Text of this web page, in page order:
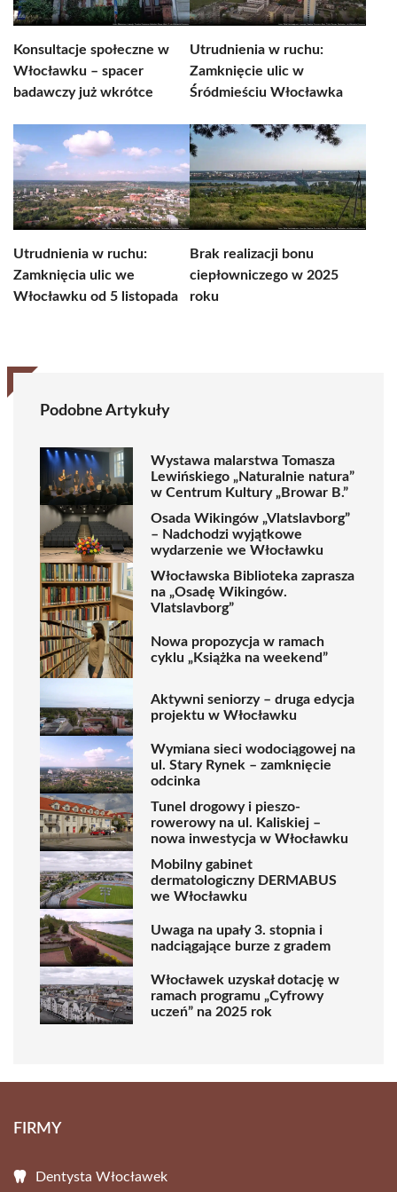
Konsultacje społeczne w
Włocławku – spacer
badawczy już wkrótce
Utrudnienia w ruchu:
Zamknięcie ulic w
Śródmieściu Włocławka
Utrudnienia w ruchu:
Zamknięcia ulic we
Włocławku od 5 listopada
Brak realizacji bonu
ciepłowniczego w 2025
roku
Podobne Artykuły
Wystawa malarstwa Tomasza
Lewińskiego „Naturalnie natura”
w Centrum Kultury „Browar B.”
Osada Wikingów „Vlatslavborg”
– Nadchodzi wyjątkowe
wydarzenie we Włocławku
Włocławska Biblioteka zaprasza
na „Osadę Wikingów.
Vlatslavborg”
Nowa propozycja w ramach
cyklu „Książka na weekend”
Aktywni seniorzy – druga edycja
projektu w Włocławku
Wymiana sieci wodociągowej na
ul. Stary Rynek – zamknięcie
odcinka
Tunel drogowy i pieszo-
rowerowy na ul. Kaliskiej –
nowa inwestycja w Włocławku
Mobilny gabinet
dermatologiczny DERMABUS
we Włocławku
Uwaga na upały 3. stopnia i
nadciągające burze z gradem
Włocławek uzyskał dotację w
ramach programu „Cyfrowy
uczeń” na 2025 rok
FIRMY
Dentysta Włocławek